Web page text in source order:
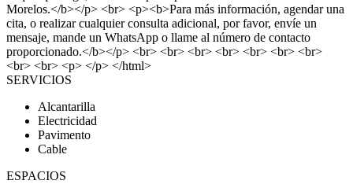
Morelos.</b></p> <br> <p><b>Para más información, agendar una
cita, o realizar cualquier consulta adicional, por favor, envíe un
mensaje, mande un WhatsApp o llame al número de contacto
proporcionado.</b></p> <br> <br> <br> <br> <br> <br> <br>
<br> <br> <p> </p> </html>
SERVICIOS
Alcantarilla
Electricidad
Pavimento
Cable
ESPACIOS